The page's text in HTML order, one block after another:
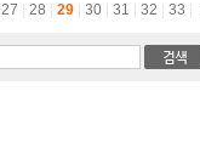
27 28 29 30 31 32 33